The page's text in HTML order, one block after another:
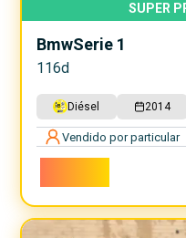
SUPER
BmwSerie 1
116d
Diésel 2014
Vendido por particular